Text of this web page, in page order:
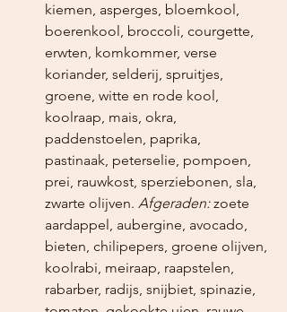
kiemen, asperges, bloemkool,
boerenkool, broccoli, courgette,
erwten, komkommer, verse
koriander, selderij, spruitjes,
groene, witte en rode kool,
koolraap, mais, okra,
paddenstoelen, paprika,
pastinaak, peterselie, pompoen,
prei, rauwkost, sperziebonen, sla,
zwarte olijven. Afgeraden: zoete
aardappel, aubergine, avocado,
bieten, chilipepers, groene olijven,
koolrabi, meiraap, raapstelen,
rabarber, radijs, snijbiet, spinazie,